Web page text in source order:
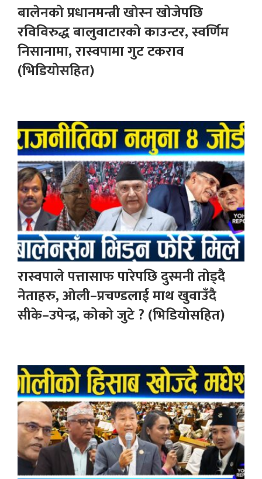
बालेनको प्रधानमन्त्री खोस्न खोजेपछि
रविविरुद्ध बालुवाटारको काउन्टर, स्वर्णिम
निसानामा, रास्वपामा गुट टकराव
(भिडियोसहित)
रास्वपाले पत्तासाफ पारेपछि दुस्मनी तोड्दै
नेताहरु, ओली–प्रचण्डलाई माथ खुवाउँदै
सीके–उपेन्द्र, कोको जुटे ? (भिडियोसहित)